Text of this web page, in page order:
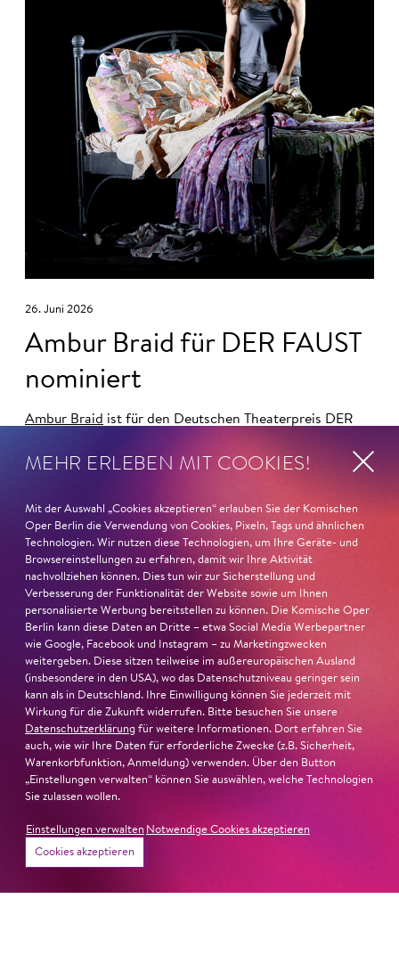
26. Juni 2026
Ambur Braid für DER FAUST
nominiert
Ambur Braid ist für den Deutschen Theaterpreis DER
Musiktheater«. Ihr eindrucksvolles Rollendebüt als
Macbeth von Mzensk sei jederzeit authentisch, ziehe das
Publikum in ihren Bann, fordere zum Miterleben und
Mitleiden heraus – niemand im Saal bliebe teilnahmslos
zurück, lobt die Jury Ambur Braids stimmliche Wucht
und ihre starke Bühnenpräsenz:
»In dem überwältigenden Farbenreichtum ihres Spiels
sind Auflehnung und Verletzlichkeit ebenso nachfühlbar
wie die verzweifelte Einsamkeit ihrer Figur.«Jury-
Begründung
MEHR ERLEBEN MIT COOKIES!
Mit der Auswahl „Cookies akzeptieren“ erlauben Sie der Komischen
Oper Berlin die Verwendung von Cookies, Pixeln, Tags und ähnlichen
Technologien. Wir nutzen diese Technologien, um Ihre Geräte- und
Browsereinstellungen zu erfahren, damit wir Ihre Aktivität
nachvollziehen können. Dies tun wir zur Sicherstellung und
Verbesserung der Funktionalität der Website sowie um Ihnen
personalisierte Werbung bereitstellen zu können. Die Komische Oper
Berlin kann diese Daten an Dritte – etwa Social Media Werbepartner
wie Google, Facebook und Instagram – zu Marketingzwecken
weitergeben. Diese sitzen teilweise im außereuropäischen Ausland
(insbesondere in den USA), wo das Datenschutzniveau geringer sein
kann als in Deutschland. Ihre Einwilligung können Sie jederzeit mit
Wirkung für die Zukunft widerrufen. Bitte besuchen Sie unsere
Datenschutzerklärung für weitere Informationen. Dort erfahren Sie
auch, wie wir Ihre Daten für erforderliche Zwecke (z.B. Sicherheit,
Warenkorbfunktion, Anmeldung) verwenden. Über den Button
„Einstellungen verwalten“ können Sie auswählen, welche Technologien
Sie zulassen wollen.
Einstellungen verwalten Notwendige Cookies akzeptieren
Cookies akzeptieren